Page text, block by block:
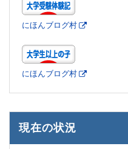
にほんブログ村
にほんブログ村
現在の状況